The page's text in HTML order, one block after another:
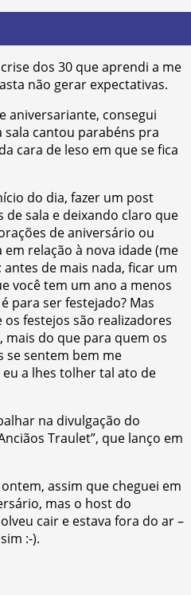
crise dos 30 que aprendi a me
não gerar expectativas.
aniversariante, consegui
sala cantou parabéns pra
cara de leso em que se fica
do dia, fazer um post
de sala e deixando claro que
de aniversário ou
em relação à nova idade (me
antes de mais nada, ficar um
você tem um ano a menos
para ser festejado? Mas
os festejos são realizadores
mais do que para quem os
se sentem bem me
eu a lhes tolher tal ato de
na divulgação do
Traulet”, que lanço em
ontem, assim que cheguei em
mas o host do
cair e estava fora do ar –
:-).